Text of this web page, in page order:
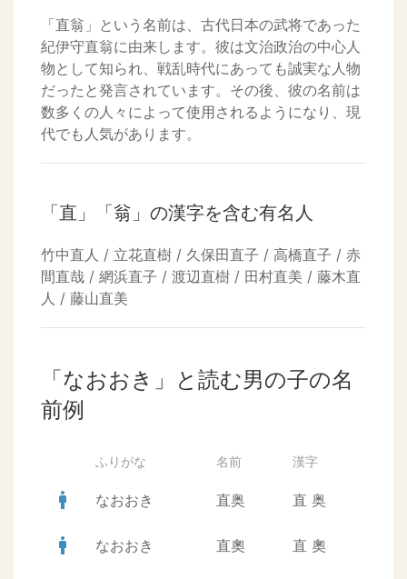
「直翁」という名前は、古代日本の武将であった
紀伊守直翁に由来します。彼は文治政治の中心人
物として知られ、戦乱時代にあっても誠実な人物
だったと発言されています。その後、彼の名前は
数多くの人々によって使用されるようになり、現
代でも人気があります。
「直」「翁」の漢字を含む有名人
竹中直人 / 立花直樹 / 久保田直子 / 高橋直子 / 赤
間直哉 / 網浜直子 / 渡辺直樹 / 田村直美 / 藤木直
人 / 藤山直美
「なおおき」と読む男の子の名
前例
ふりがな 名前 漢字
man なおおき 直奥 直 奥
man なおおき 直奧 直 奧